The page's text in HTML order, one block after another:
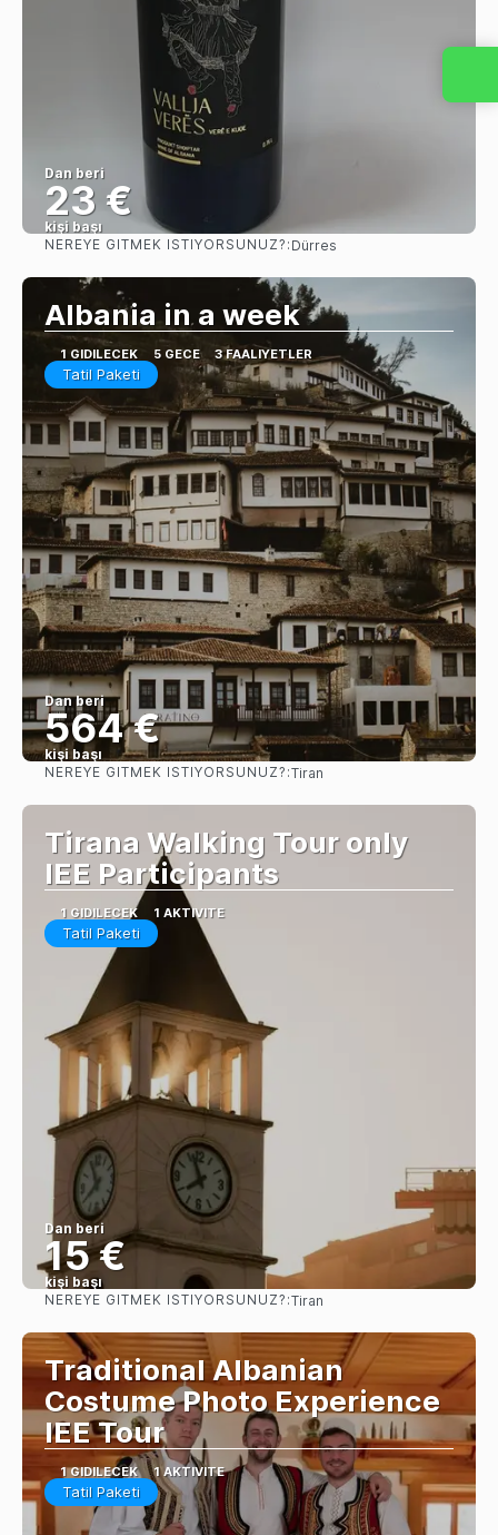
Dan beri
23 €
kişi başı
Görüntüle
NEREYE GITMEK ISTIYORSUNUZ?: Dürres
Albania in a week
1 GIDILECEK 5 GECE 3 FAALIYETLER
Tatil Paketi
Dan beri
564 €
kişi başı
Görüntüle
NEREYE GITMEK ISTIYORSUNUZ?:Tiran
Tirana Walking Tour only
IEE Participants
1 GIDILECEK 1 AKTIVITE
Tatil Paketi
Dan beri
15 €
kişi başı
Görüntüle
NEREYE GITMEK ISTIYORSUNUZ?:Tiran
Traditional Albanian
Costume Photo Experience
IEE Tour
1 GIDILECEK 1 AKTIVITE
Tatil Paketi